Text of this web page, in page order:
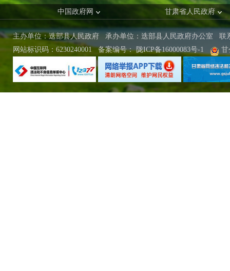
中国政府网 甘肃省人民政府
主办单位：迭部县人民政府 承办单位：迭部县人民政府办公室 联
网站标识码：6230240001
备案编号： 陇ICP备16000083号-1 甘